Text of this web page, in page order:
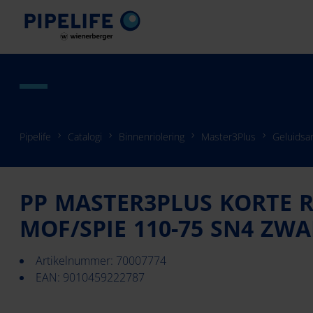
Pipelife Catalogi Binnenriolering Master3Plus
PP MASTER3PLUS KORTE
MOF/SPIE 110-75 SN4
Artikelnummer: 70007774
EAN: 9010459222787